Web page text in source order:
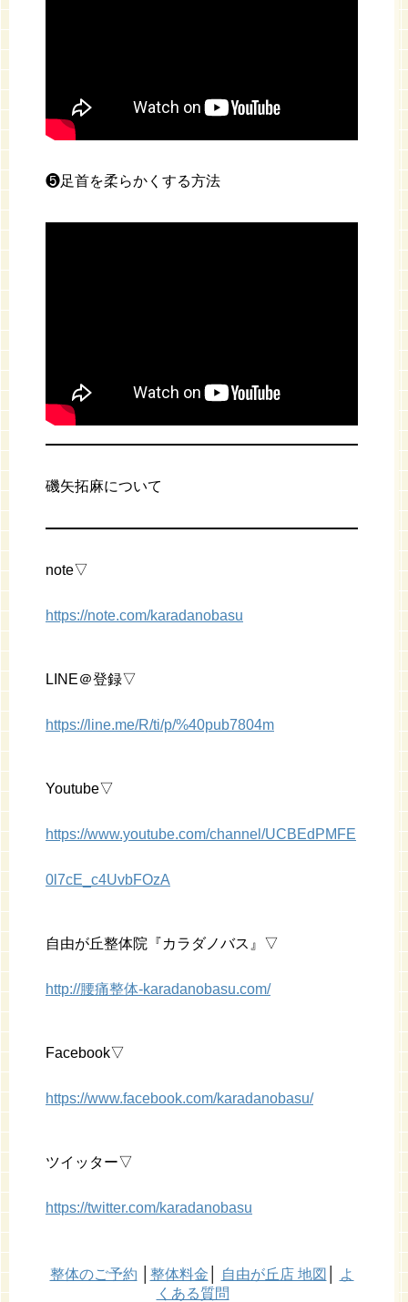
❺足首を柔らかくする方法
磯矢拓麻について
note▽
https://note.com/karadanobasu
LINE＠登録▽
https://line.me/R/ti/p/%40pub7804m
Youtube▽
https://www.youtube.com/channel/UCBEdPMFE
0l7cE_c4UvbFOzA
自由が丘整体院『カラダノバス』▽
http://腰痛整体-karadanobasu.com/
Facebook▽
https://www.facebook.com/karadanobasu/
ツイッター▽
https://twitter.com/karadanobasu
整体のご予約 整体料金 自由が丘店 地図
よ
くある質問